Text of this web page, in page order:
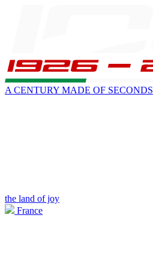
A CENTURY MADE OF SECONDS
the land of joy
France